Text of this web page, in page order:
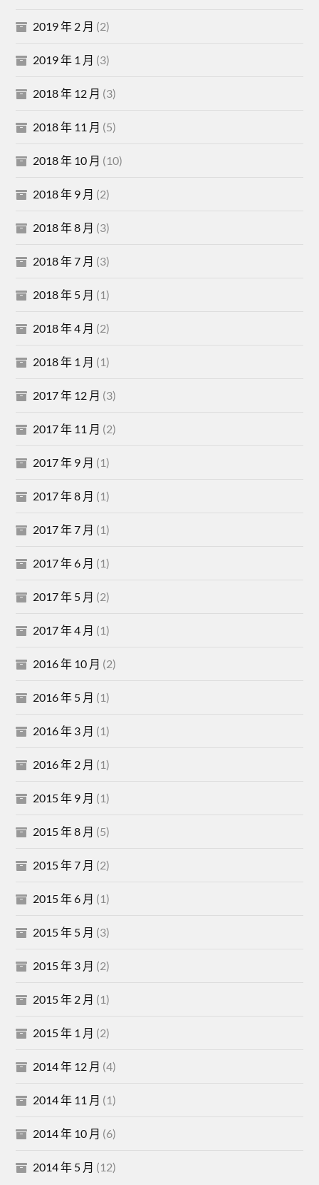
2019 年 2 月 (2)
2019 年 1 月 (3)
2018 年 12 月 (3)
2018 年 11 月 (5)
2018 年 10 月 (10)
2018 年 9 月 (2)
2018 年 8 月 (3)
2018 年 7 月 (3)
2018 年 5 月 (1)
2018 年 4 月 (2)
2018 年 1 月 (1)
2017 年 12 月 (3)
2017 年 11 月 (2)
2017 年 9 月 (1)
2017 年 8 月 (1)
2017 年 7 月 (1)
2017 年 6 月 (1)
2017 年 5 月 (2)
2017 年 4 月 (1)
2016 年 10 月 (2)
2016 年 5 月 (1)
2016 年 3 月 (1)
2016 年 2 月 (1)
2015 年 9 月 (1)
2015 年 8 月 (5)
2015 年 7 月 (2)
2015 年 6 月 (1)
2015 年 5 月 (3)
2015 年 3 月 (2)
2015 年 2 月 (1)
2015 年 1 月 (2)
2014 年 12 月 (4)
2014 年 11 月 (1)
2014 年 10 月 (6)
2014 年 5 月 (12)